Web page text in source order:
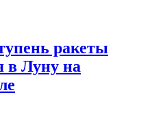
ракеты
в Луну на